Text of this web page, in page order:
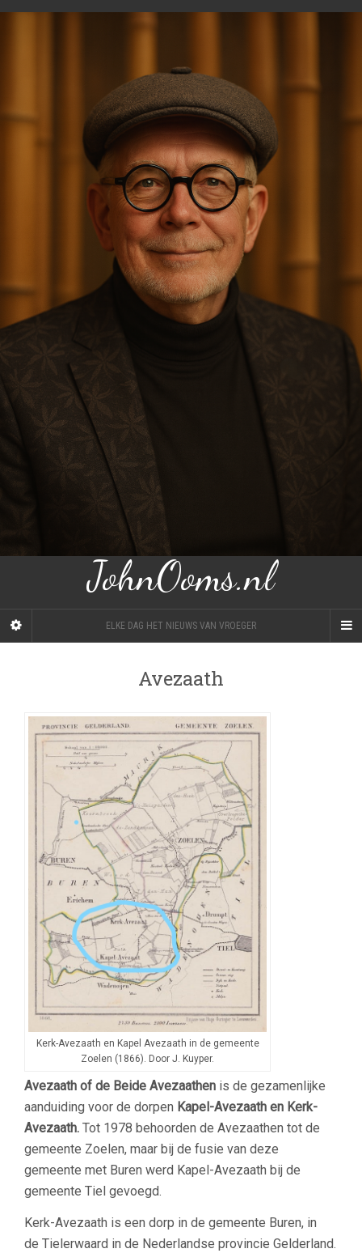
JohnOoms.nl
ELKE DAG HET NIEUWS VAN VROEGER
Avezaath
Kerk-Avezaath en Kapel Avezaath in de gemeente
Zoelen (1866). Door J. Kuyper.
Avezaath of de Beide Avezaathen is de gezamenlijke
aanduiding voor de dorpen Kapel-Avezaath en Kerk-
Avezaath. Tot 1978 behoorden de Avezaathen tot de
gemeente Zoelen, maar bij de fusie van deze
gemeente met Buren werd Kapel-Avezaath bij de
gemeente Tiel gevoegd.
Kerk-Avezaath is een dorp in de gemeente Buren, in
de Tielerwaard in de Nederlandse provincie Gelderland.